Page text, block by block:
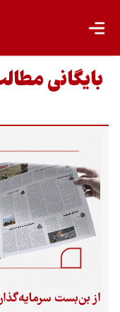
بایگانی
از بن‌بست